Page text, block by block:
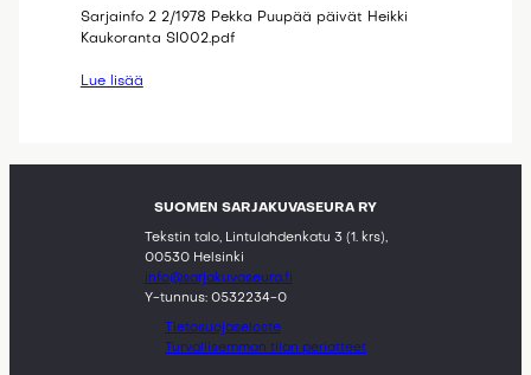
Sarjainfo 2 2/1978 Pekka Puupää päivät Heikki
Kaukoranta SI002.pdf
Lue lisää
SUOMEN SARJAKUVASEURA RY
Tekstin talo, Lintulahdenkatu 3 (1. krs),
00530 Helsinki
info@sarjakuvaseura.fi
Y-tunnus: 0532234-0
Tietosuojaseloste
Turvallisemman tilan periatteet